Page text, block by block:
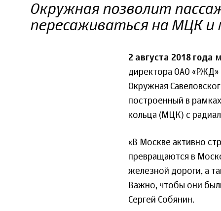
Окружная позволит
пересаживаться на МЦК и
2 августа 2018 года
директора ОАО
Окружная
построенный в
кольца (МЦК) с
«В Москве активно
превращаются в
железной дороги, а
Важно, чтобы они
Сергей Собянин.